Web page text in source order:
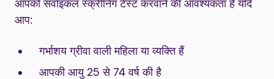
आपको सर्वाइकल स्क्रीनिंग टेस्ट करवाने की आवश्यकता है यदि
आप:
गर्भाशय ग्रीवा वाली महिला या व्यक्ति हैं
आपकी आयु 25 से 74 वर्ष की है